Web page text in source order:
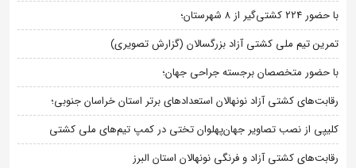
با حضور ۲۲۴ کشتی‌گیر از ۸ شهرستان؛
تمرین تیم ملی کشتی آزاد بزرگسالان (گزارش تصویری)
با حضور متخصصان برجسته جراحی جهان؛
رقابت‌های کشتی آزاد نونهالان استعدادهای برتر استان خراسان جنوبی؛
کلیپی از نصب تصاویر جهان‌پهلوان تختی در کمپ تیم‌های ملی کشتی
رقابت‌های کشتی آزاد و فرنگی نونهالان استان البرز